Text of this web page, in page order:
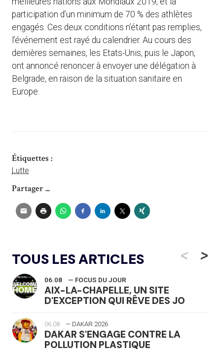
participation d’un minimum de 70 % des athlètes
engagés. Ces deux conditions n’étant pas remplies,
l’événement est rayé du calendrier. Au cours des
dernières semaines, les Etats-Unis, puis le Japon,
ont annoncé renoncer à envoyer une délégation à
Belgrade, en raison de la situation sanitaire en
Europe.
Étiquettes :
Lutte
Partager ...
TOUS LES ARTICLES <
06.08 — FOCUS DU JOUR
AIX-LA-CHAPELLE, UN SITE
D'EXCEPTION QUI RÊVE DES JO
06.08 — DAKAR 2026
DAKAR S'ENGAGE CONTRE LA
POLLUTION PLASTIQUE
>